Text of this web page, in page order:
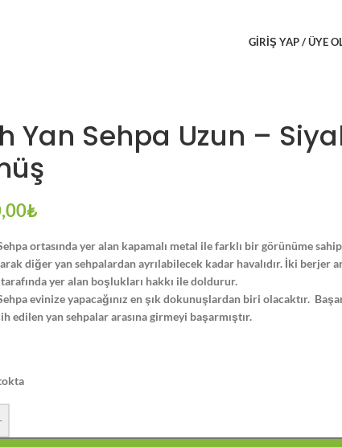
GIRIŞ YAP / ÜYE
Yan Sehpa Uzun –
₺
ortasında yer alan kapamalı metal ile farklı bir görünüme
diğer yan sehpalardan ayrılabilecek kadar havalıdır. İki berjer
yer alan boşlukları hakkı ile doldurur.
evinize yapacağınız en şık dokunuşlardan biri olacaktır.
edilen yan sehpalar arasına girmeyi başarmıştır.